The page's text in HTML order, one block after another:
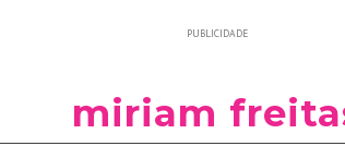
PUBLICIDADE
miriam